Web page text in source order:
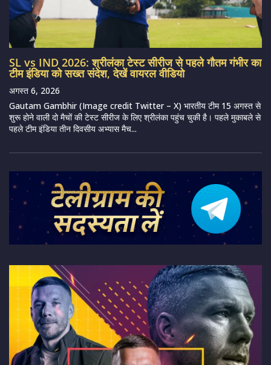
SL vs IND 2026: श्रीलंका टेस्ट सीरीज से पहले गौतम गंभीर का
टीम इंडिया को सख्त संदेश, देखें वायरल वीडियो
अगस्त 6, 2026
Gautam Gambhir (Image credit Twitter – X) भारतीय टीम 15 अगस्त से
शुरू होने वाली दो मैचों की टेस्ट सीरीज के लिए श्रीलंका पहुंच चुकी है। पहले मुकाबले से
पहले टीम इंडिया तीन दिवसीय अभ्यास मैच...